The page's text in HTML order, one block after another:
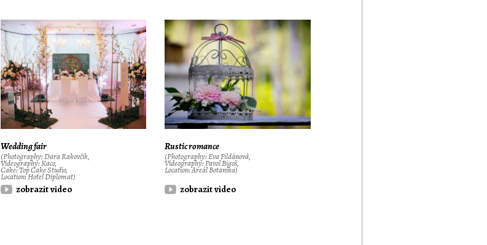
Wedding fair
(Photography: Dara Rakovčik,
Videography: Kaco,
Cake: Top Cake Studio,
Location: Hotel Diplomat)
Rustic romance
(Photography: Eva Fildánová,
Videography: Pavol Bigoš,
Location: Areál Botanika)
zobrazit video zobrazit video